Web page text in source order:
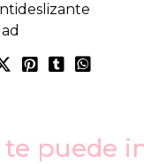
puede